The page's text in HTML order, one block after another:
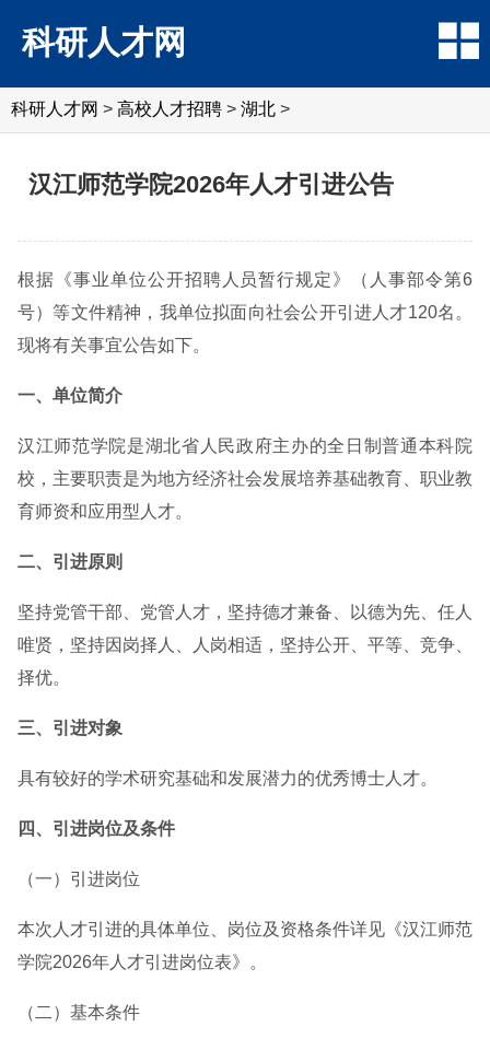
科研人才网
科研人才网 > 高校人才招聘 > 湖北 >
汉江师范学院2026年人才引进公告
根据《事业单位公开招聘人员暂行规定》（人事部令第6
号）等文件精神，我单位拟面向社会公开引进人才120名。
现将有关事宜公告如下。
一、单位简介
汉江师范学院是湖北省人民政府主办的全日制普通本科院
校，主要职责是为地方经济社会发展培养基础教育、职业教
育师资和应用型人才。
二、引进原则
坚持党管干部、党管人才，坚持德才兼备、以德为先、任人
唯贤，坚持因岗择人、人岗相适，坚持公开、平等、竞争、
择优。
三、引进对象
具有较好的学术研究基础和发展潜力的优秀博士人才。
四、引进岗位及条件
（一）引进岗位
本次人才引进的具体单位、岗位及资格条件详见《汉江师范
学院2026年人才引进岗位表》。
（二）基本条件